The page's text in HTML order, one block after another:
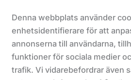
Denna webbplats använder
enhetsidentifierare för att
annonserna till användarna,
funktioner för sociala medier
trafik. Vi vidarebefordrar även